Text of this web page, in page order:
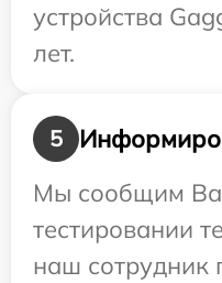
устройства
лет.
5
Мы сообщим
тестировании
наш сотрудник